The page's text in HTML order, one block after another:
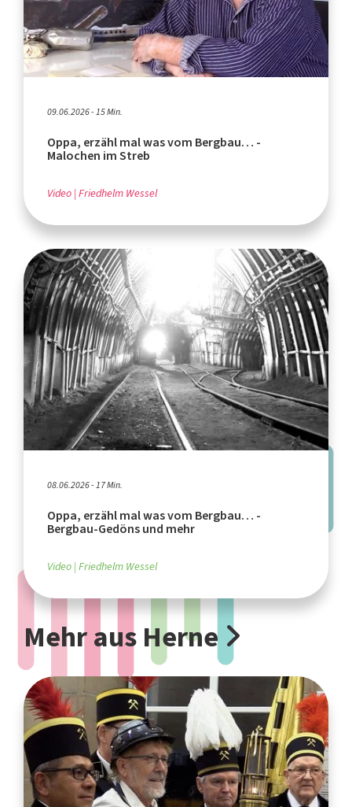
09.06.2026 - 15 Min.
Oppa, erzähl mal was vom Bergbau… -
Malochen im Streb
Video Friedhelm Wessel
08.06.2026 - 17 Min.
Oppa, erzähl mal was vom Bergbau… -
Bergbau-Gedöns und mehr
Video Friedhelm Wessel
Mehr aus Herne